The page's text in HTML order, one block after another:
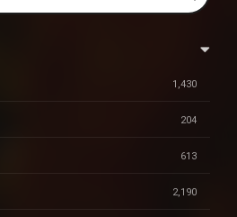
1,430
204
613
2,190